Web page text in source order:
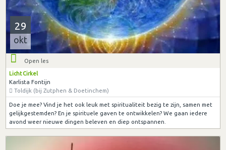
29
okt
Open les
Licht Cirkel
Karlista Fontijn
Toldijk (bij Zutphen & Doetinchem)
Doe je mee? Vind je het ook leuk met spiritualiteit bezig te zijn, samen met
gelijkgestemden? En je spirituele gaven te ontwikkelen? We gaan iedere
avond weer nieuwe dingen beleven en diep ontspannen.